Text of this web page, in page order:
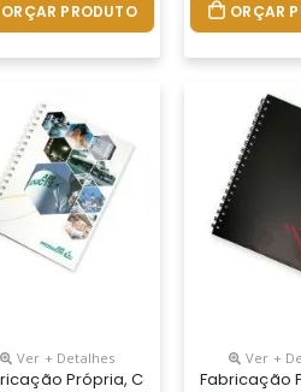
ORÇAR PRODUTO ORÇAR
Do Seu Jeito.tamanhos
Ver + Detalhes
Própria, Cadernos
Ver +
Fabricação